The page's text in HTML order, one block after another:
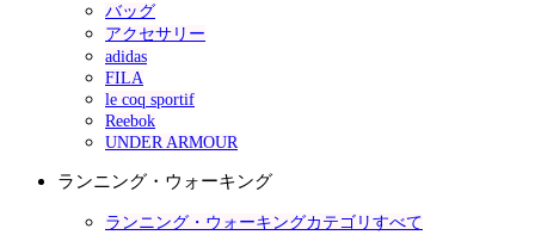
バッグ
アクセサリー
adidas
FILA
le coq sportif
Reebok
UNDER ARMOUR
ランニング・ウォーキング
ランニング・ウォーキングカテゴリすべて